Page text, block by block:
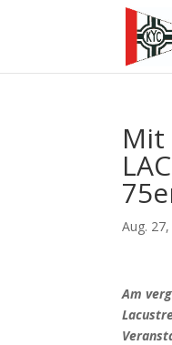
Mit
Aug.
Am